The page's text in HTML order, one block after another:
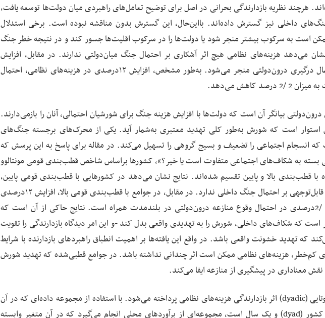
هرچند نظریه بازدارندگی بحرانی در اصل برای توضیح تعامل‌های راهبردی میان دولت‌ها توسعه یافت،
داخلی نیز گسترش داده‌اند. بااین‌حال، این گسترش بدون مناقشه نبوده است. برخی استدلال
است به سرکوب بیشتر منجر شود یا دولت‌ها را در سرکوب اقلیت‌ها جسور کند و در نتیجه خطر جنگ
می‌دهد هزینه‌های نظامی هیچ اثر آشکاری بر احتمال جنگ میان‌دولتی ندارند. در مقابل، افزایش
هزینه‌های نظامی به کاهش احتمال درگیری درون‌دولتی منجر می‌شود. به‌طور مشخص، افزایش ۱۲درصدی در هزینه‌های نظامی، احتمال
کاهش می‌دهد.
درون‌دولتی بیانگر آن است که دولت‌ها با افزایش هزینه جنگ برای شورشیان احتمالی، آنان را بازمی‌دارند.
استوار است که شورش به‌طور کلی تهدید معتبری به‌شمار آید. یکی از محرک‌های برجسته جنگ‌های
انسجام اجتماعی را تضعیف و بسیج گروهی را تسهیل می‌کند. در مقاله برای پاسخ به این پرسش که
بسته به شکاف‌های اجتماعی متفاوت است یا خیر؟»، کشورها براساس شاخص قطب‌بندی قومی مونتالوو
به دو گروه با قطب‌بندی بالا و پایین تقسیم شده‌اند. نتایج نشان می‌دهد در کشورهایی با قطب‌بندی قومی پایین،
افزایش هزینه‌های نظامی هیچ اثر قابل‌توجهی بر احتمال جنگ داخلی ندارد. در مقابل، در جوامع با قطب‌بندی قومی بالا، افزایش ۱۲درصدی
در هزینه‌های نظامی با کاهش 3 /2درصدی در احتمال وقوع منازعه درون‌دولتی در بلندمدت همراه است. نتایج حاکی از آن است که
است که شکاف‌های داخلی، شورش را به تهدیدی واقعی بدل کند -و این امر دیدگاه بازدارندگی را تقویت
که تهدید خشونت واقعی باشد. در واقع این یافته‌ها بر اهمیت انطباق راهبردهای بازدارنده با شرایط
کم‌خطر، هزینه‌های نظامی ممکن است اثر چندانی نداشته باشد. در جوامع قطبی‌شده که تهدید شورش
معناداری در پیشگیری از منازعه ایفا می‌کند.
در بخش دیگر مقاله، به تحلیل دوتایی (dyadic) اثر بازدارندگی هزینه‌های نظامی پرداخته می‌شود. با استفاده از مجموعه داده‌ای که در آن
هر مشاهده مربوط به یک جفت کشور (dyad) و یک سال است، مجموعه‌ای از برآوردهای محلی انجام می‌گیرد که در آن متغیر وابسته